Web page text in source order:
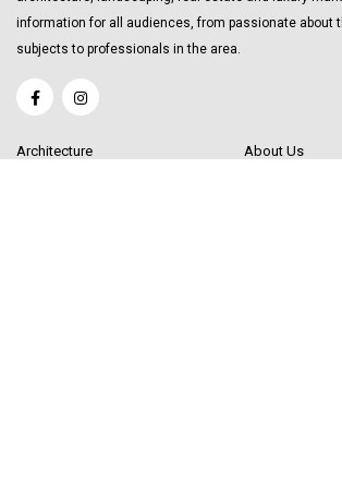
information for all audiences, from passionate about
subjects to professionals in the area.
Architecture About Us